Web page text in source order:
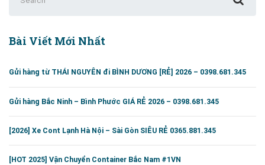
for:
Bài Viết Mới Nhất
Gửi hàng từ THÁI NGUYÊN đi BÌNH DƯƠNG [RẺ] 2026 – 0398.681.345
Gửi hàng Bắc Ninh – Bình Phước GIÁ RẺ 2026 – 0398.681.345
[2026] Xe Cont Lạnh Hà Nội – Sài Gòn SIÊU RẺ 0365.881.345
[HOT 2025] Vận Chuyển Container Bắc Nam #1VN